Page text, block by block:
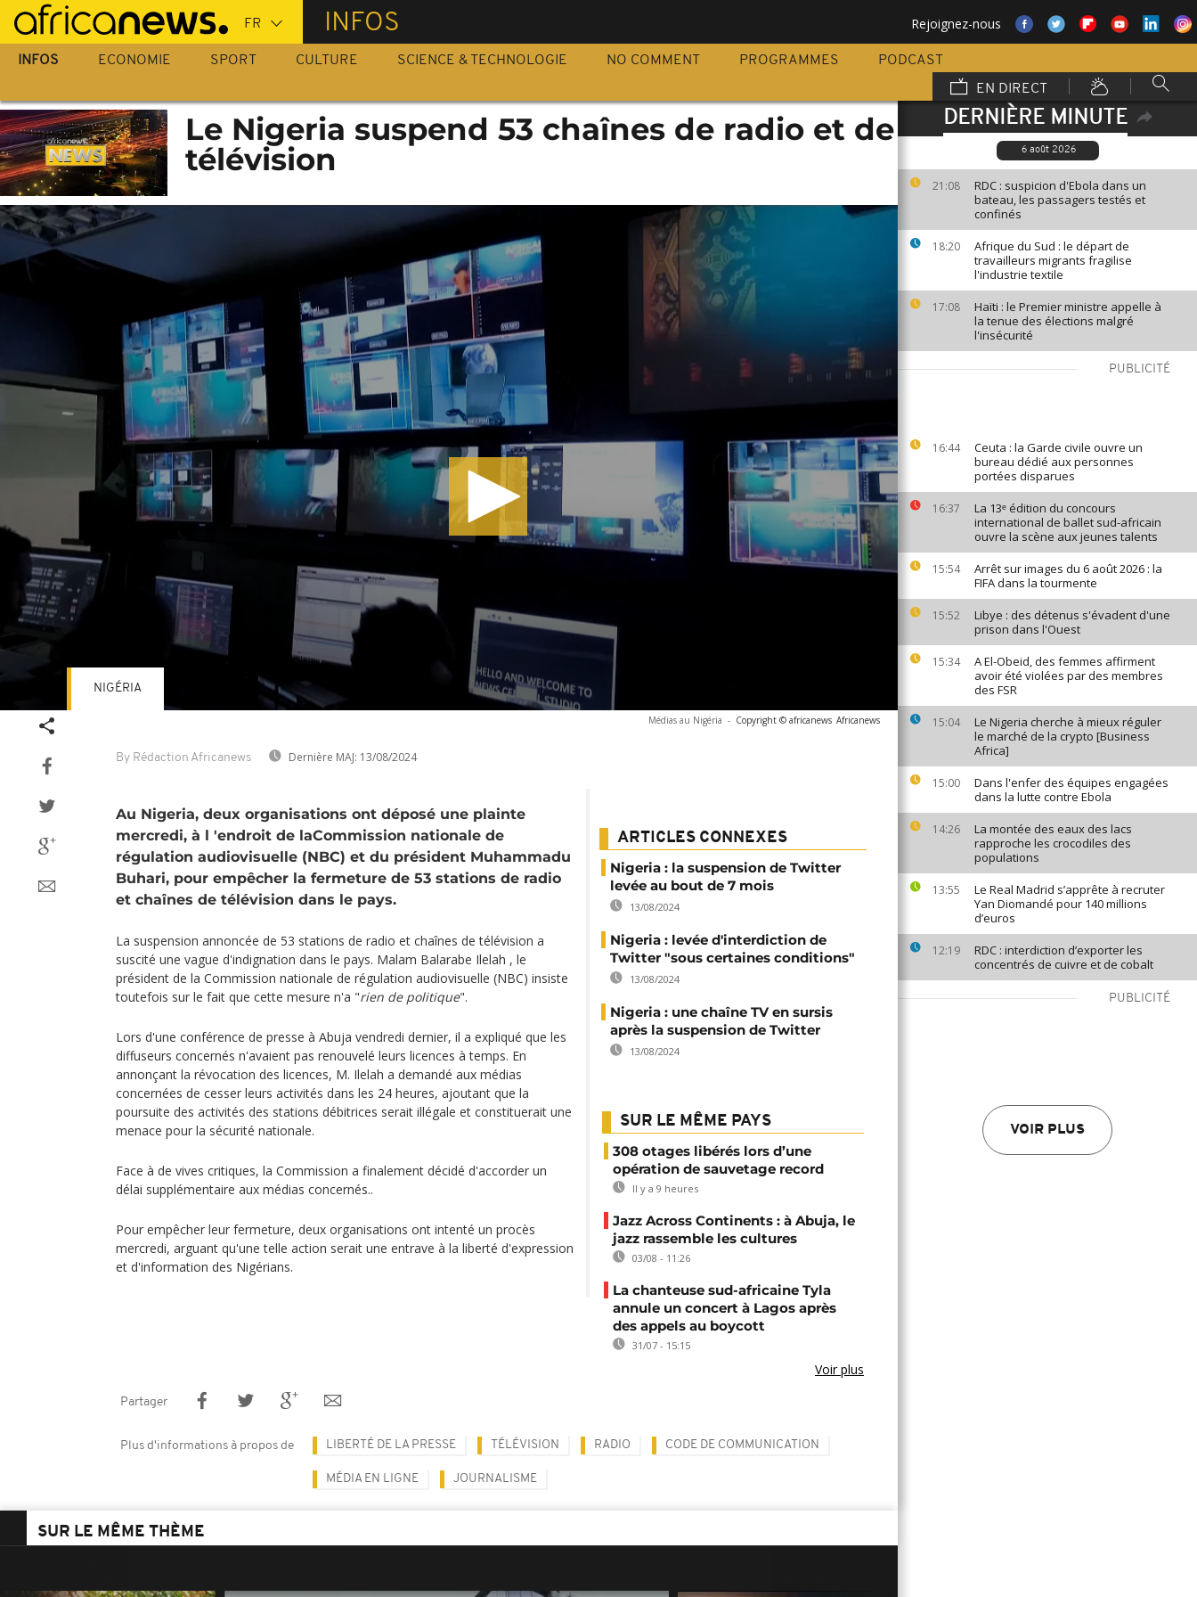
Passer
au
contenu
INFOS Rejoignez-nous
INFOS ECONOMIE SPORT CULTURE SCIENCE & TECHNOLOGIE NO COMMENT PROGRAMMES
PODCAST
EN DIRECT
DERNIÈRE MINUTE
6 août 2026
21:08
RDC : suspicion d'Ebola dans un
bateau, les passagers testés et
confinés
18:20
Afrique du Sud : le départ de
travailleurs migrants fragilise
l'industrie textile
17:08
Haïti : le Premier ministre appelle à
la tenue des élections malgré
l'insécurité
PUBLICITÉ
16:44
Ceuta : la Garde civile ouvre un
bureau dédié aux personnes
portées disparues
16:37
La 13ᵉ édition du concours
international de ballet sud-africain
ouvre la scène aux jeunes talents
15:54
Arrêt sur images du 6 août 2026 : la
FIFA dans la tourmente
15:52
Libye : des détenus s'évadent d'une
prison dans l'Ouest
15:34
A El-Obeid, des femmes affirment
avoir été violées par des membres
des FSR
15:04
Le Nigeria cherche à mieux réguler
le marché de la crypto [Business
Africa]
15:00
Dans l'enfer des équipes engagées
dans la lutte contre Ebola
14:26
La montée des eaux des lacs
rapproche les crocodiles des
populations
13:55
Le Real Madrid s’apprête à recruter
Yan Diomandé pour 140 millions
d’euros
12:19
RDC : interdiction d’exporter les
concentrés de cuivre et de cobalt
PUBLICITÉ
VOIR PLUS
Le Nigeria suspend 53 chaînes de radio et de
télévision
Médias au Nigéria - Copyright © africanews Africanews
By Rédaction Africanews Dernière MAJ: 13/08/2024
NIGÉRIA
Au Nigeria, deux organisations ont déposé une plainte
mercredi, à l 'endroit de laCommission nationale de
régulation audiovisuelle (NBC) et du président Muhammadu
Buhari, pour empêcher la fermeture de 53 stations de radio
et chaînes de télévision dans le pays.
La suspension annoncée de 53 stations de radio et chaînes de télévision a
suscité une vague d'indignation dans le pays. Malam Balarabe Ilelah , le
président de la Commission nationale de régulation audiovisuelle (NBC) insiste
toutefois sur le fait que cette mesure n'a "rien de politique".
Lors d'une conférence de presse à Abuja vendredi dernier, il a expliqué que les
diffuseurs concernés n'avaient pas renouvelé leurs licences à temps. En
annonçant la révocation des licences, M. Ilelah a demandé aux médias
concernées de cesser leurs activités dans les 24 heures, ajoutant que la
poursuite des activités des stations débitrices serait illégale et constituerait une
menace pour la sécurité nationale.
Face à de vives critiques, la Commission a finalement décidé d'accorder un
délai supplémentaire aux médias concernés..
Pour empêcher leur fermeture, deux organisations ont intenté un procès
mercredi, arguant qu'une telle action serait une entrave à la liberté d'expression
et d'information des Nigérians.
ARTICLES CONNEXES
Nigeria : la suspension de Twitter
levée au bout de 7 mois
13/08/2024
Nigeria : levée d'interdiction de
Twitter "sous certaines conditions"
13/08/2024
Nigeria : une chaîne TV en sursis
après la suspension de Twitter
13/08/2024
SUR LE MÊME PAYS
308 otages libérés lors d’une
opération de sauvetage record
Il y a 9 heures
Jazz Across Continents : à Abuja, le
jazz rassemble les cultures
03/08 - 11:26
La chanteuse sud-africaine Tyla
annule un concert à Lagos après
des appels au boycott
31/07 - 15:15
Voir plus
Partager
Plus d'informations à propos de LIBERTÉ DE LA PRESSE TÉLÉVISION RADIO CODE DE COMMUNICATION
MÉDIA EN LIGNE JOURNALISME
SUR LE MÊME THÈME